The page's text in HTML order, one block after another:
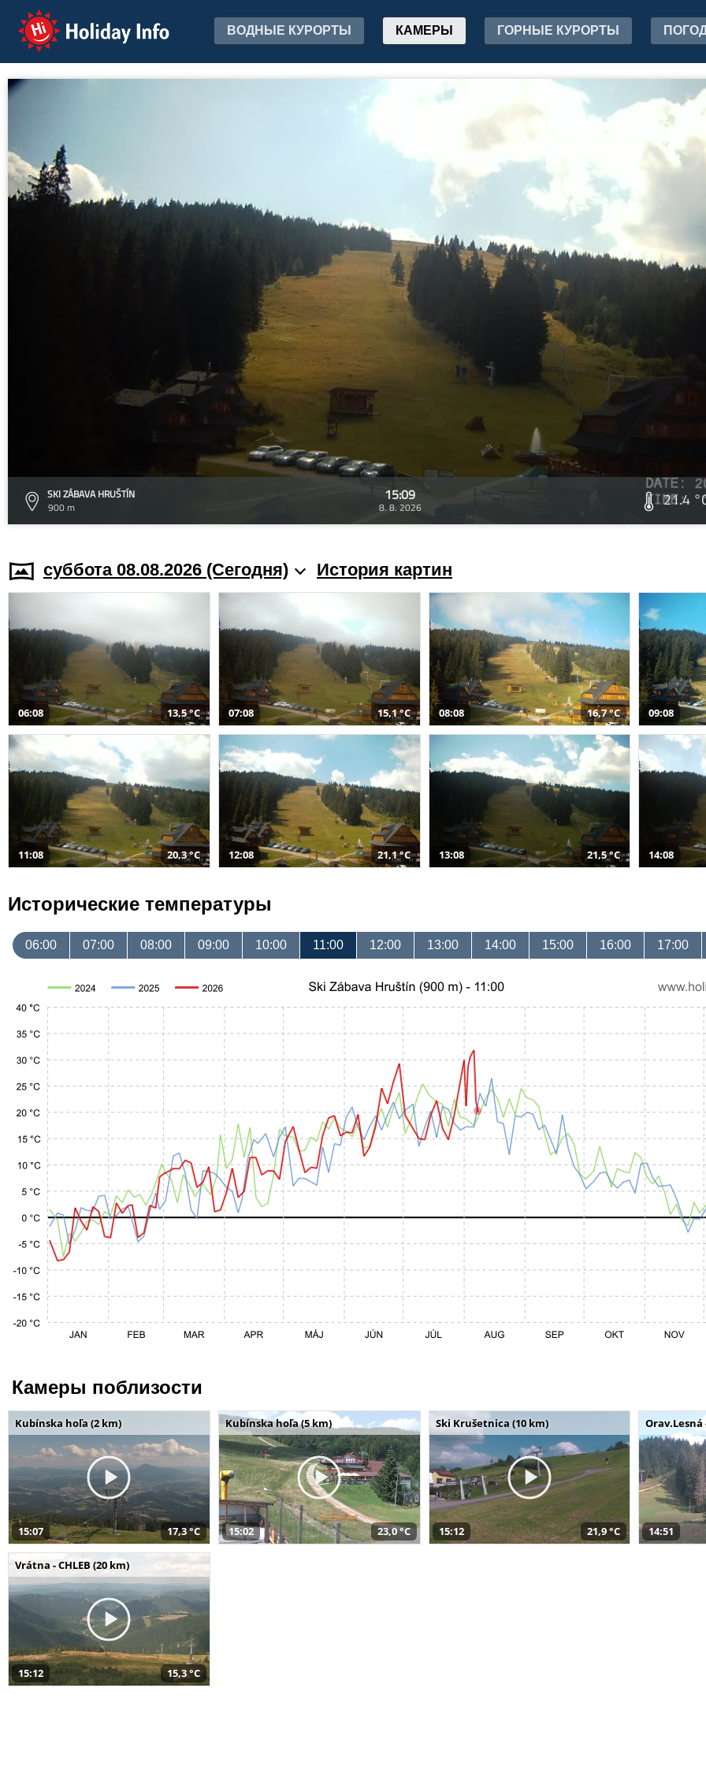
Holiday Info ВОДНЫЕ КУРОРТЫ КАМЕРЫ ГОРНЫЕ КУРОРТЫ
SKI ZÁBAVA HRUŠTÍN
900 m
15:09
8. 8. 2026 21.4
суббота 08.08.2026 (Cегодня) История картин
06:08 13,5 °C 07:08 15,1 °C 08:08 16,7 °C 09:08
11:08 20,3 °C 12:08 21,1 °C 13:08 21,5 °C 14:08
Исторические температуры
06:00 07:00 08:00 09:00 10:00 11:00 12:00 13:00 14:00 15:00 16:00 17:00
Камеры поблизости
Kubínska hoľa (2 km)
15:07 17,3 °C
Kubínska hoľa (5 km)
15:02 23,0 °C
Ski Krušetnica (10 km)
15:12 21,9 °C
Orav.Lesná
14:51
Vrátna - CHLEB (20 km)
15:12 15,3 °C